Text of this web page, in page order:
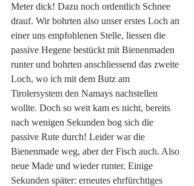
Meter dick! Dazu noch ordentlich Schnee
drauf. Wir bohrten also unser erstes Loch an
einer uns empfohlenen Stelle, liessen die
passive Hegene bestückt mit Bienenmaden
runter und bohrten anschliessend das zweite
Loch, wo ich mit dem Butz am
Tirolersystem den Namays nachstellen
wollte. Doch so weit kam es nicht, bereits
nach wenigen Sekunden bog sich die
passive Rute durch! Leider war die
Bienenmade weg, aber der Fisch auch. Also
neue Made und wieder runter. Einige
Sekunden später: erneutes ehrfürchtiges